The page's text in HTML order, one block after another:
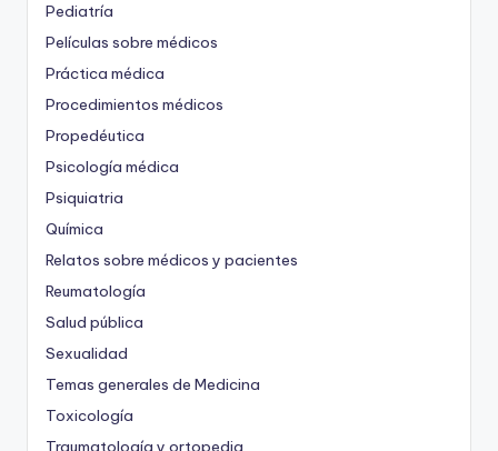
Pediatría
Películas sobre médicos
Práctica médica
Procedimientos médicos
Propedéutica
Psicología médica
Psiquiatria
Química
Relatos sobre médicos y pacientes
Reumatología
Salud pública
Sexualidad
Temas generales de Medicina
Toxicología
Traumatología y ortopedia